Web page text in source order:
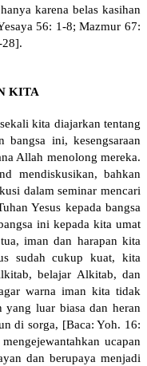
karena belas kasihan
56: 1-8; Mazmur 67:
28].
KITA
kita diajarkan tentang
bangsa ini, kesengsaraan
Allah menolong mereka.
mendiskusikan, bahkan
dalam seminar mencari
Yesus kepada bangsa
ini kepada kita umat
iman dan harapan kita
sudah cukup kuat, kita
belajar Alkitab, dan
warna iman kita tidak
yang luar biasa dan heran
di sorga, [Baca: Yoh. 16:
ucapan
dan berupaya menjadi